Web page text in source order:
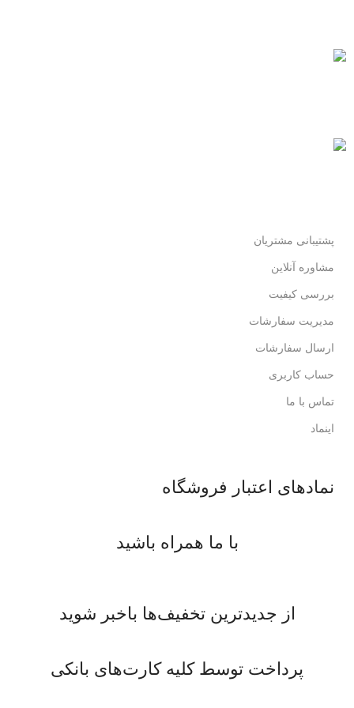
پشتیبانی مشتریان
مشاوره آنلاین
بررسی کیفیت
مدیریت سفارشات
ارسال سفارشات
حساب کاربری
تماس با ما
اینماد
نمادهای اعتبار فروشگاه
با ما همراه باشید
از جدیدترین تخفیف‌ها باخبر شوید
پرداخت توسط کلیه کارت‌های بانکی